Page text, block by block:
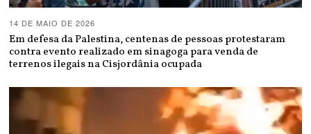
14 DE MAIO DE 2026
Em defesa da Palestina, centenas de pessoas protestaram
contra evento realizado em sinagoga para venda de
terrenos ilegais na Cisjordânia ocupada